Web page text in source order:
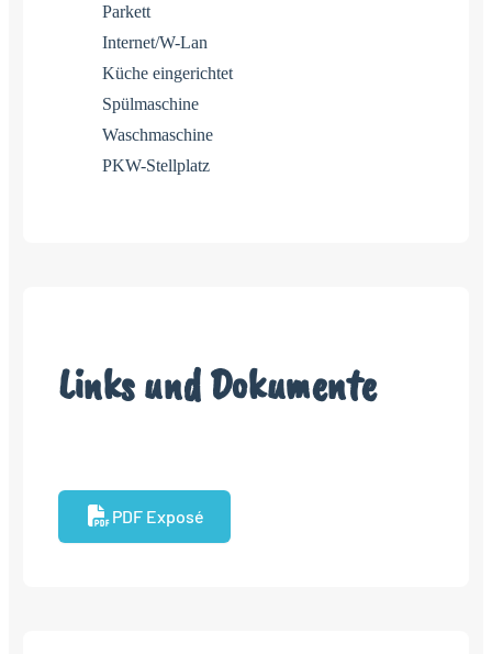
Parkett
Internet/W-Lan
Küche eingerichtet
Spülmaschine
Waschmaschine
PKW-Stellplatz
Links und Dokumente
PDF Exposé